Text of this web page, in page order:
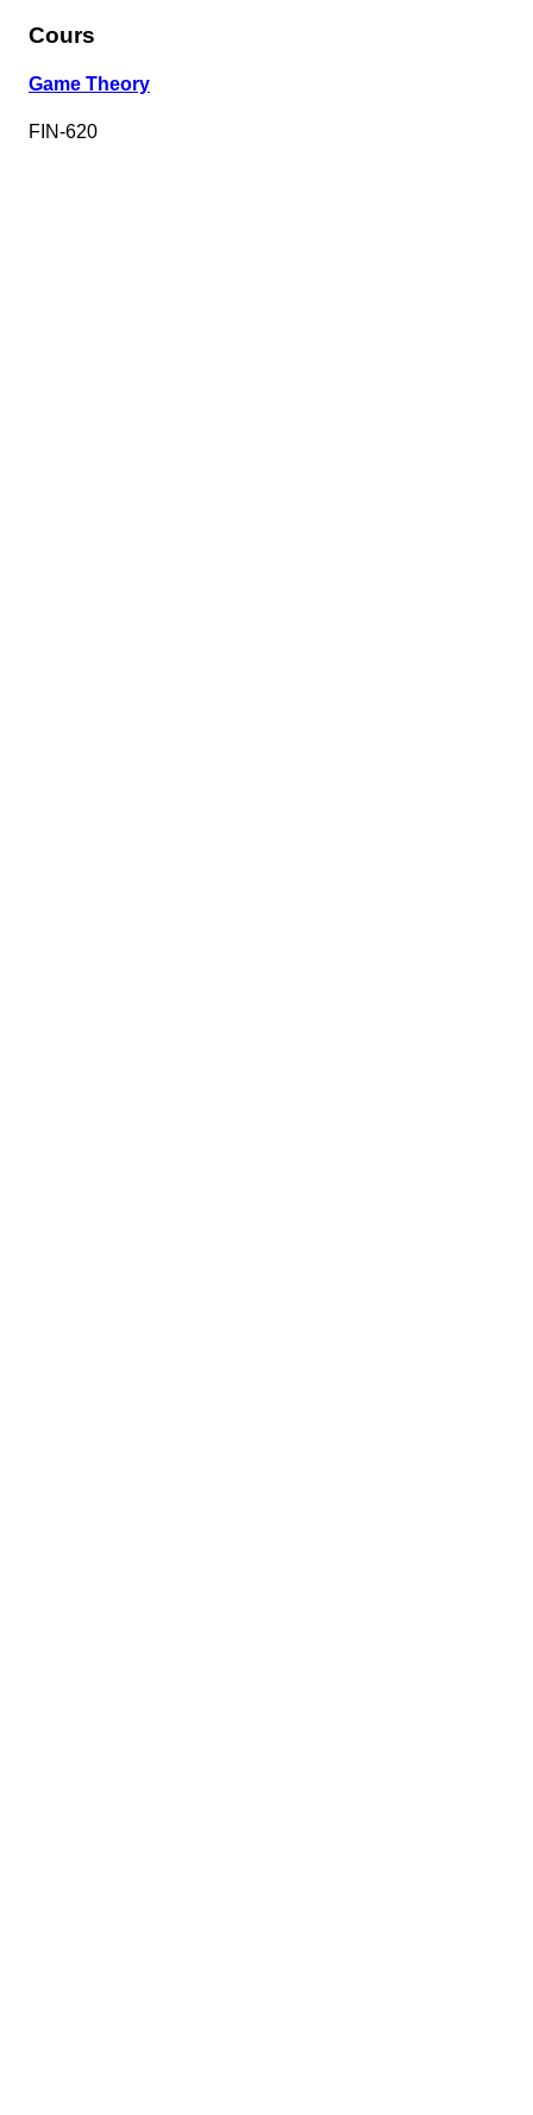
Cours
Game Theory
FIN-620